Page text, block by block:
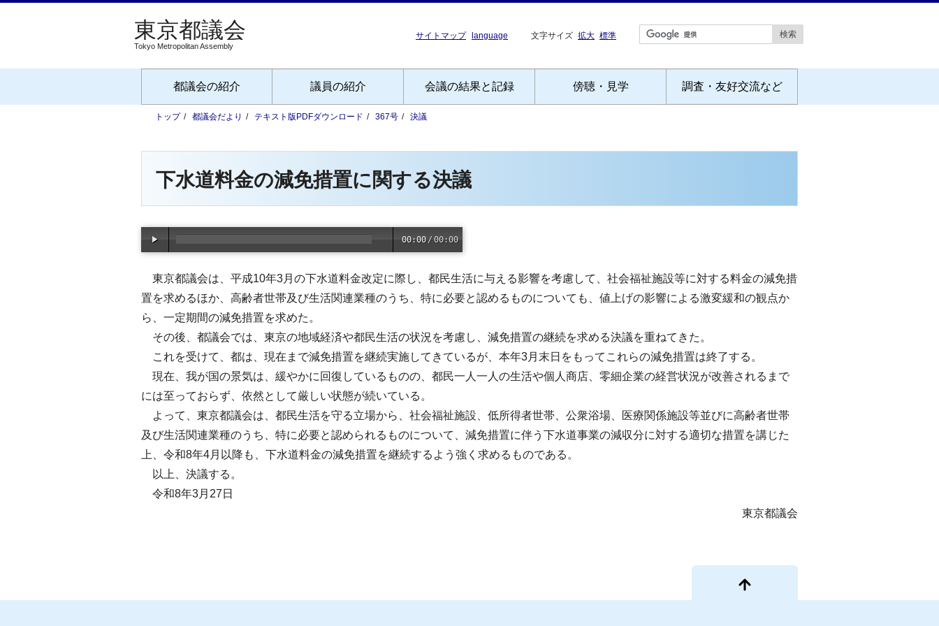
Tokyo Metropolitan Assembly
サイトマップ language 文字サイズ 拡大 標準
都議会の紹介 議員の紹介 会議の結果と記録 傍聴・見学 調査・友好交流など
トップ 都議会だより テキスト版PDFダウンロード 367号 決議
下水道料金の減免措置に関する決議
00:00 /00:00
東京都議会は、平成10年3月の下水道料金改定に際し、都民生活に与える影響を考慮して、社会福祉施設等に対する料金の減免措
置を求めるほか、高齢者世帯及び生活関連業種のうち、特に必要と認めるものについても、値上げの影響による激変緩和の観点か
ら、一定期間の減免措置を求めた。
その後、都議会では、東京の地域経済や都民生活の状況を考慮し、減免措置の継続を求める決議を重ねてきた。
これを受けて、都は、現在まで減免措置を継続実施してきているが、本年3月末日をもってこれらの減免措置は終了する。
現在、我が国の景気は、緩やかに回復しているものの、都民一人一人の生活や個人商店、零細企業の経営状況が改善されるまで
には至っておらず、依然として厳しい状態が続いている。
よって、東京都議会は、都民生活を守る立場から、社会福祉施設、低所得者世帯、公衆浴場、医療関係施設等並びに高齢者世帯
及び生活関連業種のうち、特に必要と認められるものについて、減免措置に伴う下水道事業の減収分に対する適切な措置を講じた
上、令和8年4月以降も、下水道料金の減免措置を継続するよう強く求めるものである。
以上、決議する。
令和8年3月27日
東京都議会